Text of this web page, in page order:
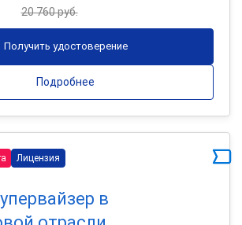
20 760 руб.
Получить удостоверение
Подробнее
Лицензия
в